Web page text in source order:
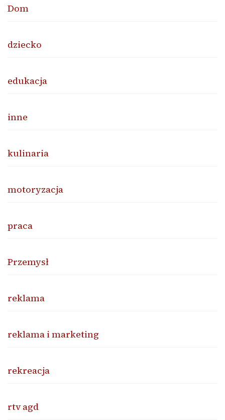
Dom
dziecko
edukacja
inne
kulinaria
motoryzacja
praca
Przemysł
reklama
reklama i marketing
rekreacja
rtv agd